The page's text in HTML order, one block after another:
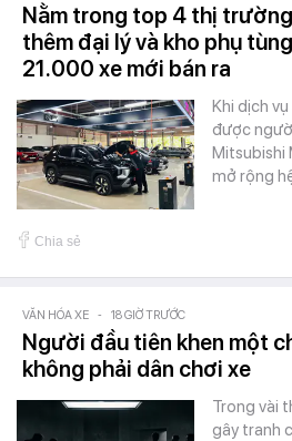
Nằm trong top 4 thị
thêm đại lý và kho phụ
21.000 xe mới bán ra
Khi dịch
được
Mitsubishi
mở rộng
Chia sẻ
VĂN HÓA XE - 18 GIỜ TRƯỚC
Người đầu tiên khen một
không phải dân chơi xe
Trong vài
gây tranh